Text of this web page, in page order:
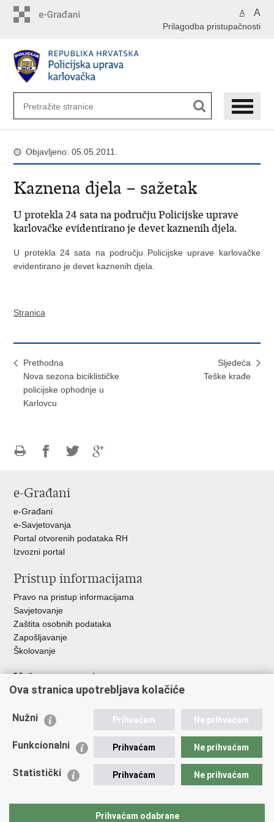
A A
Prilagodba pristupačnosti
Objavljeno: 05.05.2011.
Kaznena djela – sažetak
U protekla 24 sata na području Policijske uprave
karlovačke evidentirano je devet kaznenih djela.
U protekla 24 sata na području Policijske uprave karlovačke
evidentirano je devet kaznenih djela.
Stranica
Prethodna
Nova sezona biciklističke
policijske ophodnje u
Karlovcu
Sljedeća
Teške krađe
FacebookuTwitteru
e-Građani
e-Građani
e-Savjetovanja
Portal otvorenih podataka RH
Izvozni portal
Pristup informacijama
Pravo na pristup informacijama
Savjetovanje
Zaštita osobnih podataka
Zapošljavanje
Školovanje
Važne poveznice
Ministarstvo unutarnjih poslova
Udruge
Policijska akademija
Zaklada policijske solidarnosti
Vučetić"
Ova stranica upotrebljava kolačiće
Nužni Prihvaćam Ne prihvaćam
Funkcionalni Prihvaćam Ne prihvaćam
Statistički Prihvaćam Ne prihvaćam
Prihvaćam odabrane